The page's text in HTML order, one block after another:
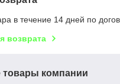
в течение 14 дней по
возврата
компании